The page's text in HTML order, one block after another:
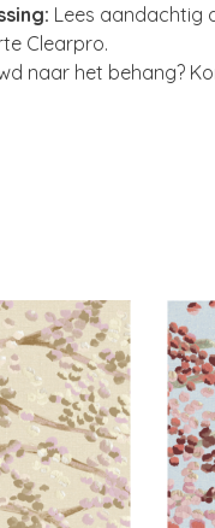
Lees aandachtig
Clearpro.
naar het behang?